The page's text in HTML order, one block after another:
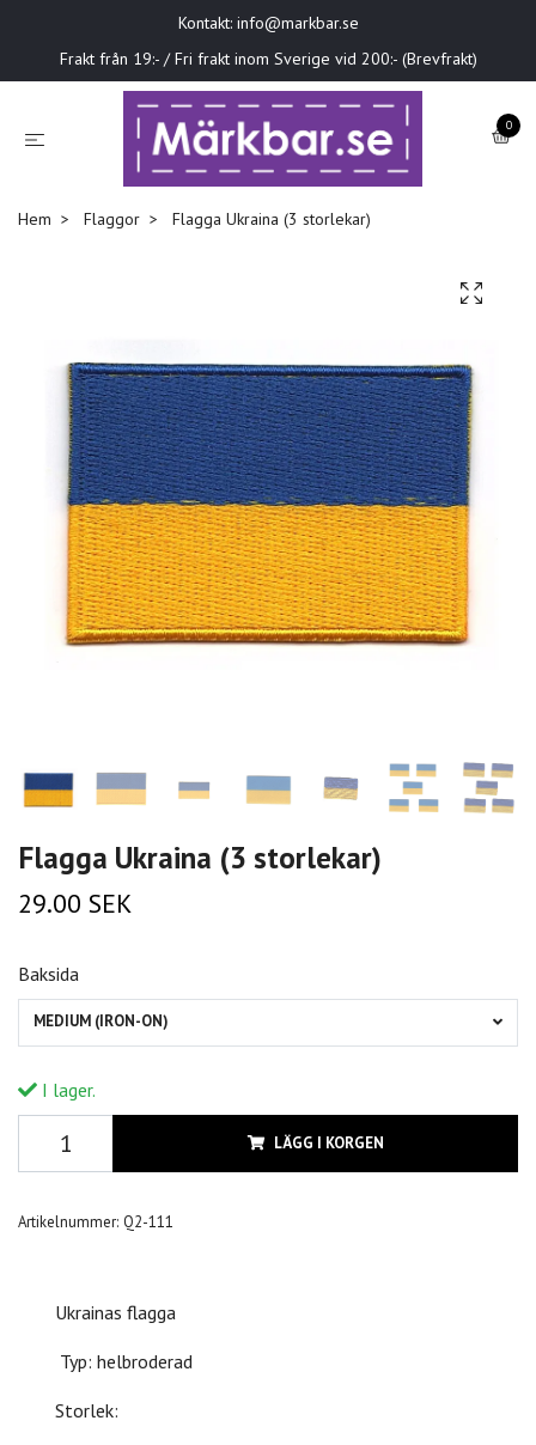
Kontakt: info@markbar.se
Frakt från 19:- / Fri frakt inom Sverige vid 200:- (Brevfrakt)
0
Hem Flaggor Flagga Ukraina (3 storlekar)
Flagga Ukraina (3 storlekar)
29.00 SEK
Baksida
MEDIUM (IRON-ON)
I lager.
LÄGG I KORGEN
Artikelnummer: Q2-111
Ukrainas flagga
Typ: helbroderad
Storlek: